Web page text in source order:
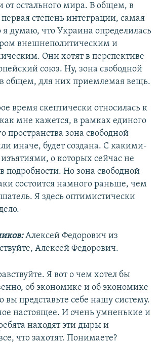
от остального мира. В общем, в
первая степень интеграции, самая
я думаю, что Украина определилась
внешнеполитическим и
Они хотят в перспективе
союз. Ну, зона свободной
в общем, для них приемлемая вещь.
время скептически относилась к
мне кажется, в рамках единого
пространства зона свободной
иначе, будет создана. С какими-
изъятиями, о которых сейчас не
в подробности. Но зона свободной
состоится намного раньше, чем
Я здесь оптимистически
Алексей Федорович из
Алексей Федорович.
Я вот о чем хотел бы
об экономике и об экономике
вы представьте себе нашу систему.
настоящее. И очень умненькие и
находят эти дыры и
что захотят. Понимаете?